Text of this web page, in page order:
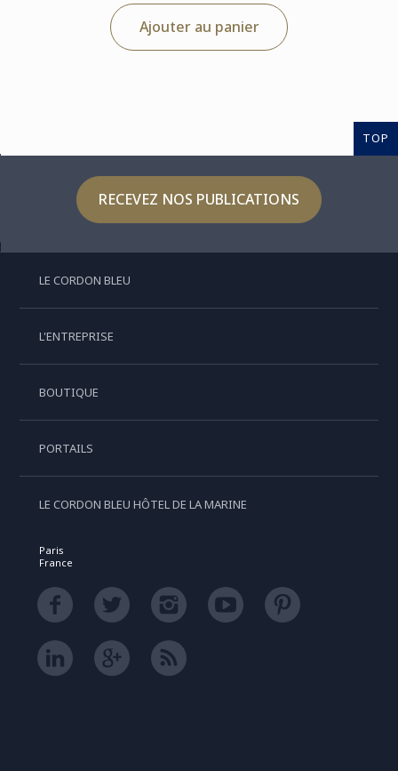
Ajouter au panier
TOP
RECEVEZ NOS PUBLICATIONS
LE CORDON BLEU
L'ENTREPRISE
BOUTIQUE
PORTAILS
LE CORDON BLEU HÔTEL DE LA MARINE
Paris
France